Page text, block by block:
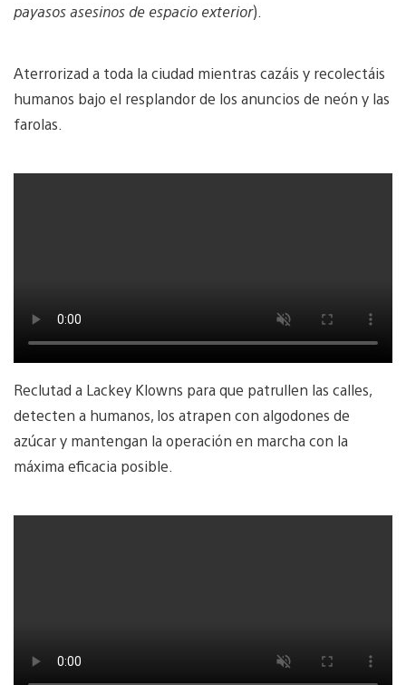
payasos asesinos de espacio exterior).
Aterrorizad a toda la ciudad mientras cazáis y recolectáis
humanos bajo el resplandor de los anuncios de neón y las
farolas.
Reclutad a Lackey Klowns para que patrullen las calles,
detecten a humanos, los atrapen con algodones de
azúcar y mantengan la operación en marcha con la
máxima eficacia posible.